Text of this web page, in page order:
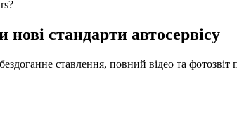
стандарти автосервісу
ставлення, повний відео та